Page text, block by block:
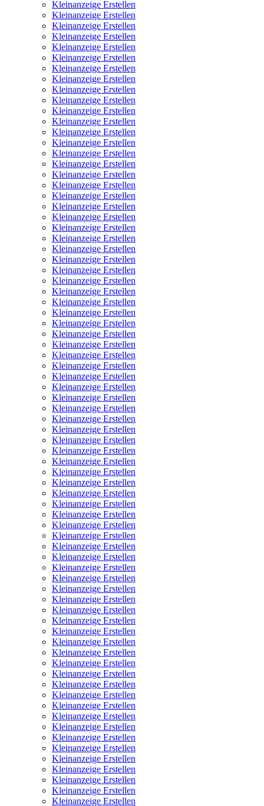
Kleinanzeige Erstellen
Kleinanzeige Erstellen
Kleinanzeige Erstellen
Kleinanzeige Erstellen
Kleinanzeige Erstellen
Kleinanzeige Erstellen
Kleinanzeige Erstellen
Kleinanzeige Erstellen
Kleinanzeige Erstellen
Kleinanzeige Erstellen
Kleinanzeige Erstellen
Kleinanzeige Erstellen
Kleinanzeige Erstellen
Kleinanzeige Erstellen
Kleinanzeige Erstellen
Kleinanzeige Erstellen
Kleinanzeige Erstellen
Kleinanzeige Erstellen
Kleinanzeige Erstellen
Kleinanzeige Erstellen
Kleinanzeige Erstellen
Kleinanzeige Erstellen
Kleinanzeige Erstellen
Kleinanzeige Erstellen
Kleinanzeige Erstellen
Kleinanzeige Erstellen
Kleinanzeige Erstellen
Kleinanzeige Erstellen
Kleinanzeige Erstellen
Kleinanzeige Erstellen
Kleinanzeige Erstellen
Kleinanzeige Erstellen
Kleinanzeige Erstellen
Kleinanzeige Erstellen
Kleinanzeige Erstellen
Kleinanzeige Erstellen
Kleinanzeige Erstellen
Kleinanzeige Erstellen
Kleinanzeige Erstellen
Kleinanzeige Erstellen
Kleinanzeige Erstellen
Kleinanzeige Erstellen
Kleinanzeige Erstellen
Kleinanzeige Erstellen
Kleinanzeige Erstellen
Kleinanzeige Erstellen
Kleinanzeige Erstellen
Kleinanzeige Erstellen
Kleinanzeige Erstellen
Kleinanzeige Erstellen
Kleinanzeige Erstellen
Kleinanzeige Erstellen
Kleinanzeige Erstellen
Kleinanzeige Erstellen
Kleinanzeige Erstellen
Kleinanzeige Erstellen
Kleinanzeige Erstellen
Kleinanzeige Erstellen
Kleinanzeige Erstellen
Kleinanzeige Erstellen
Kleinanzeige Erstellen
Kleinanzeige Erstellen
Kleinanzeige Erstellen
Kleinanzeige Erstellen
Kleinanzeige Erstellen
Kleinanzeige Erstellen
Kleinanzeige Erstellen
Kleinanzeige Erstellen
Kleinanzeige Erstellen
Kleinanzeige Erstellen
Kleinanzeige Erstellen
Kleinanzeige Erstellen
Kleinanzeige Erstellen
Kleinanzeige Erstellen
Kleinanzeige Erstellen
Kleinanzeige Erstellen